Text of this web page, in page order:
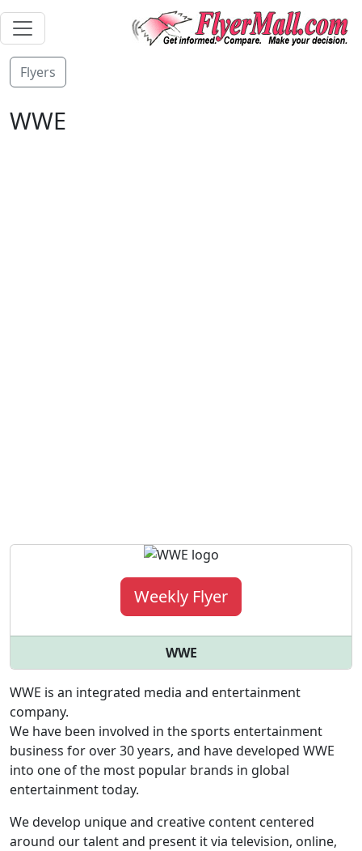
Flyers
WWE
Weekly Flyer
WWE
WWE is an integrated media and entertainment
company.
We have been involved in the sports entertainment
business for over 30 years, and have developed WWE
into one of the most popular brands in global
entertainment today.
We develop unique and creative content centered
around our talent and present it via television, online,